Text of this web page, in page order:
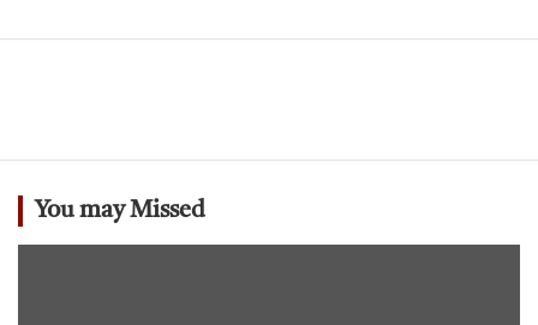
You may Missed